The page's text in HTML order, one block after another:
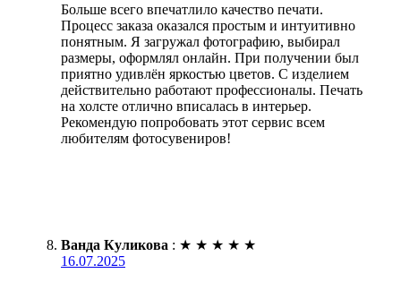
Больше всего впечатлило качество печати.
Процесс заказа оказался простым и интуитивно
понятным. Я загружал фотографию, выбирал
размеры, оформлял онлайн. При получении был
приятно удивлён яркостью цветов. С изделием
действительно работают профессионалы. Печать
на холсте отлично вписалась в интерьер.
Рекомендую попробовать этот сервис всем
любителям фотосувениров!
Ванда Куликова : ★ ★ ★ ★ ★
16.07.2025